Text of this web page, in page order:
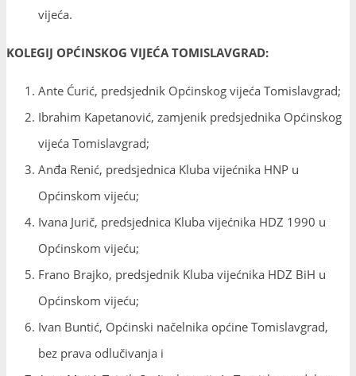
vijeća.
KOLEGIJ OPĆINSKOG VIJEĆA TOMISLAVGRAD:
Ante Ćurić, predsjednik Općinskog vijeća Tomislavgrad;
Ibrahim Kapetanović, zamjenik predsjednika Općinskog
vijeća Tomislavgrad;
Anđa Renić, predsjednica Kluba vijećnika HNP u
Općinskom vijeću;
Ivana Jurič, predsjednica Kluba vijećnika HDZ 1990 u
Općinskom vijeću;
Frano Brajko, predsjednik Kluba vijećnika HDZ BiH u
Općinskom vijeću;
Ivan Buntić, Općinski načelnika općine Tomislavgrad,
bez prava odlučivanja i